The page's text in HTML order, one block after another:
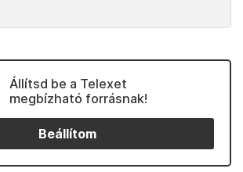
Állítsd be a Telexet
megbízható forrásnak!
Beállítom